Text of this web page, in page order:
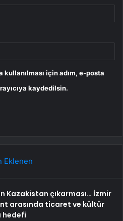
kullanılması için adım, e-posta
kaydedilsin.
Eklenen
Kazakistan çıkarması… İzmir
arasında ticaret ve kültür
hedefi